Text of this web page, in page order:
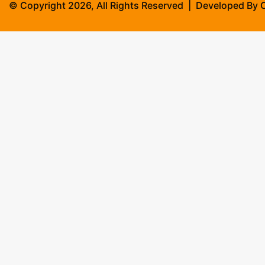
© Copyright 2026, All Rights Reserved | Developed By